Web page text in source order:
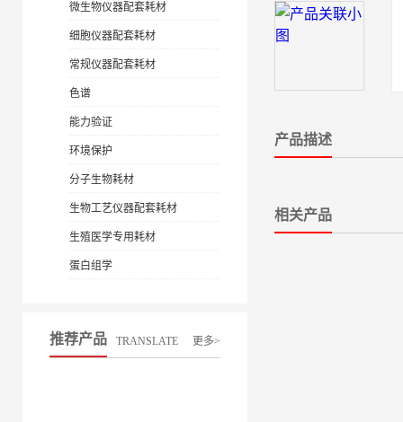
微生物仪器配套耗材
细胞仪器配套耗材
常规仪器配套耗材
色谱
能力验证
环境保护
分子生物耗材
生物工艺仪器配套耗材
生殖医学专用耗材
蛋白组学
推荐产品 TRANSLATE 更多>
产品描述
相关产品